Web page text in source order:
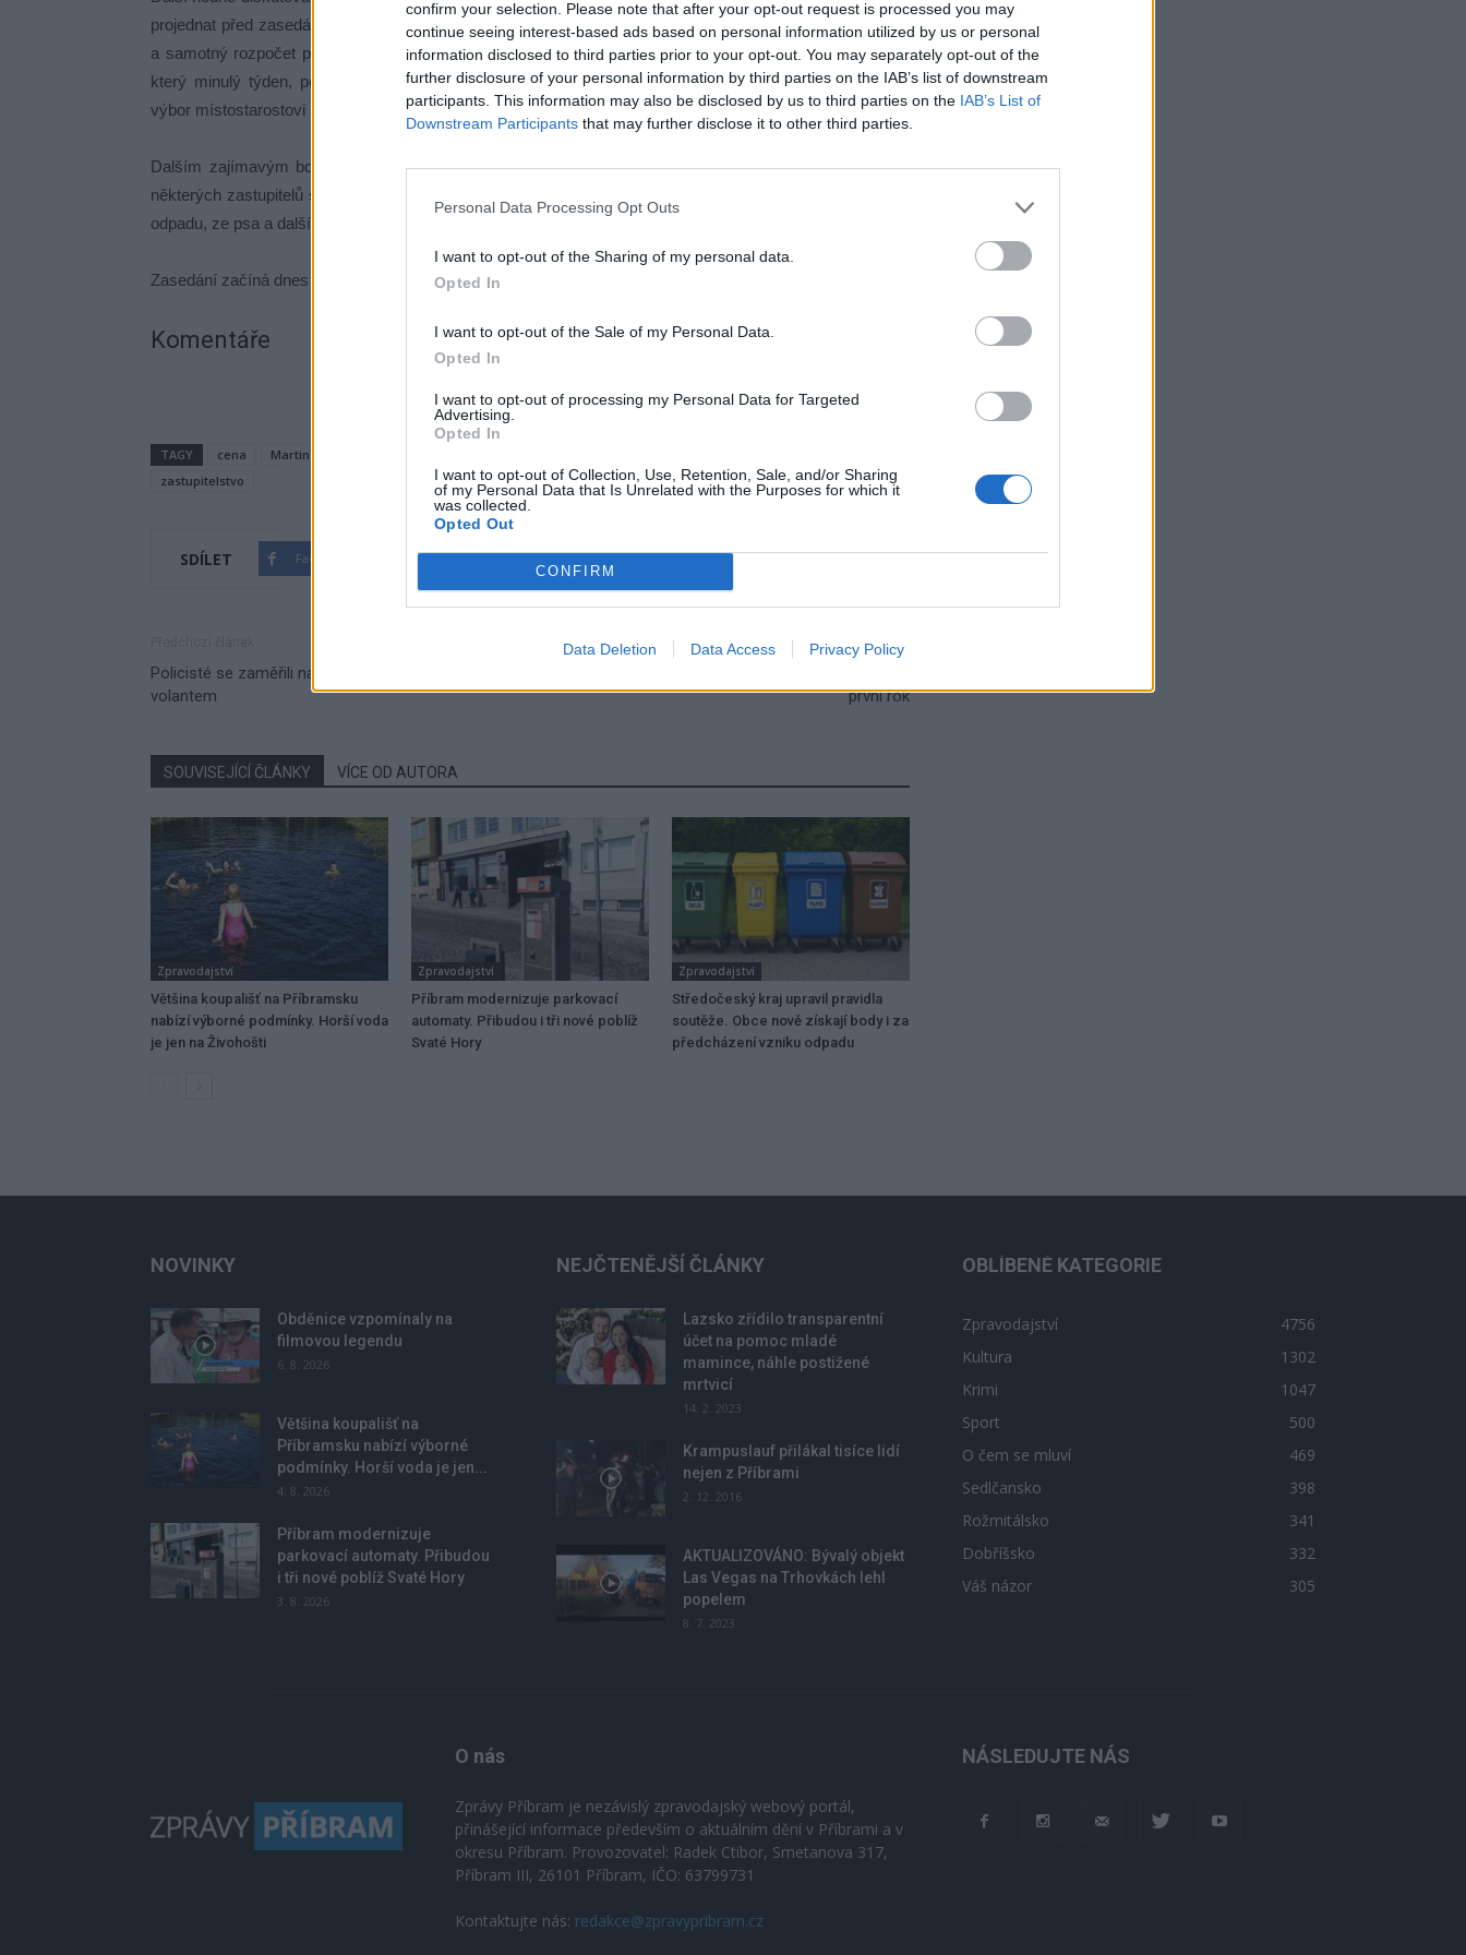
confirm your selection. Please note that after your opt-out request is processed you may
continue seeing interest-based ads based on personal information utilized by us or personal
information disclosed to third parties prior to your opt-out. You may separately opt-out of the
further disclosure of your personal information by third parties on the IAB’s list of downstream
participants. This information may also be disclosed by us to third parties on the IAB’s List of
Downstream Participants that may further disclose it to other third parties.
Personal Data Processing Opt Outs
I want to opt-out of the Sharing of my personal data.
Opted In
I want to opt-out of the Sale of my Personal Data.
Opted In
I want to opt-out of processing my Personal Data for Targeted
Advertising.
Opted In
I want to opt-out of Collection, Use, Retention, Sale, and/or Sharing
of my Personal Data that Is Unrelated with the Purposes for which it
was collected.
Opted Out
CONFIRM
Data Deletion Data Access Privacy Policy
projednat před zasedáním zastupitelstva a proto ho navrhuju nyní odložit, schválit rozpočtové provizorium
a samotný rozpočet projednat až v lednu. S tím souvisí i návrh střednědobého výhledu rozpočtu města,
který minulý týden, podle bývalého radního a nyní člena finančního výboru Václava Dvořáka, finanční
výbor místostarostovi Martinovi Buršíkovi doslova rozcupoval na kusy.
Dalším zajímavým bodem je návrh vyhlášky o zákazu používaní zábavní pyrotechniky, která je podle
některých zastupitelů slepená narychlo a bez jakéhokoli smyslu. Dále se bude jednat o poplatky za svoz
odpadu, ze psa a dalších, které by se ale zřejmě měnit neměly.
Zasedání začíná dnes v 16 hodin a bude opět přenášené online na kanále Youtube.
Komentáře
TAGY cena Martin Buršík
zastupitelstvo
SDÍLET Facebook Twitter
Policisté se zaměřili na drogy a alkohol za
volantem
Následující článek
první rok
SOUVISEJÍCÍ ČLÁNKY VÍCE OD AUTORA
Zpravodajství
Většina koupališť na Příbramsku
nabízí výborné podmínky. Horší voda
je jen na Živohošti
Zpravodajství
Příbram modernizuje parkovací
automaty. Přibudou i tři nové poblíž
Svaté Hory
Zpravodajství
Středočeský kraj upravil pravidla
soutěže. Obce nově získají body i za
předcházení vzniku odpadu
NOVINKY
Obděnice vzpomínaly na
filmovou legendu
6. 8. 2026
Většina koupališť na
Příbramsku nabízí výborné
podmínky. Horší voda je jen...
4. 8. 2026
Příbram modernizuje
parkovací automaty. Přibudou
i tři nové poblíž Svaté Hory
3. 8. 2026
NEJČTENĚJŠÍ ČLÁNKY
Lazsko zřídilo transparentní
účet na pomoc mladé
mamince, náhle postižené
mrtvicí
14. 2. 2023
Krampuslauf přilákal tisíce lidí
nejen z Příbrami
2. 12. 2016
AKTUALIZOVÁNO: Bývalý objekt
Las Vegas na Trhovkách lehl
popelem
8. 7. 2023
OBLÍBENÉ KATEGORIE
Zpravodajství
4756
Kultura
1302
Krimi
1047
Sport
500
O čem se mluví
469
Sedlčansko
398
Rožmitálsko
341
Dobříšsko
332
Váš názor
305
O nás
Zprávy Příbram je nezávislý zpravodajský webový portál,
přinášející informace především o aktuálním dění v Příbrami a v
okresu Příbram. Provozovatel: Radek Ctibor, Smetanova 317,
Příbram III, 26101 Příbram, IČO: 63799731
Kontaktujte nás: redakce@zpravypribram.cz
NÁSLEDUJTE NÁS